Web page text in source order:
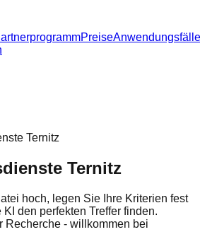
PreiseAnwendungsfälle
Ternitz
Ternitz
hoch, legen Sie Ihre Kriterien fest
den perfekten Treffer finden.
Recherche - willkommen bei